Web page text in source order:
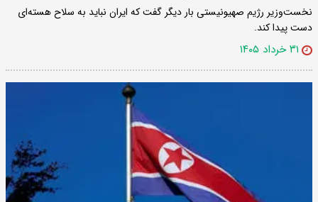
نخست‌وزیر رژیم صهیونیستی بار دیگر گفت که ایران نباید به سلاح هسته‌ای
دست پیدا کند.
۳۱ خرداد ۱۴۰۵